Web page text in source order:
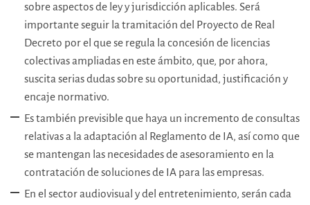
sobre aspectos de ley y jurisdicción aplicables. Será
importante seguir la tramitación del Proyecto de Real
Decreto por el que se regula la concesión de licencias
colectivas ampliadas en este ámbito, que, por ahora,
suscita serias dudas sobre su oportunidad, justificación y
encaje normativo.
Es también previsible que haya un incremento de consultas
relativas a la adaptación al Reglamento de IA, así como que
se mantengan las necesidades de asesoramiento en la
contratación de soluciones de IA para las empresas.
En el sector audiovisual y del entretenimiento, serán cada